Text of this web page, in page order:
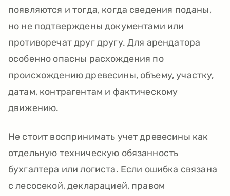
появляются и тогда, когда сведения поданы,
но не подтверждены документами или
противоречат друг другу. Для арендатора
особенно опасны расхождения по
происхождению древесины, объему, участку,
датам, контрагентам и фактическому
движению.
Не стоит воспринимать учет древесины как
отдельную техническую обязанность
бухгалтера или логиста. Если ошибка связана
с лесосекой, декларацией, правом